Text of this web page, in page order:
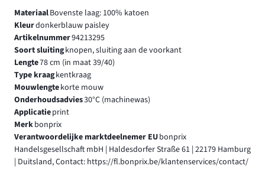
MateriaalBovenste laag: 100% katoen
Kleurdonkerblauw paisley
Artikelnummer94213295
Soort sluitingknopen, sluiting aan de voorkant
Lengte78 cm (in maat 39/40)
Type kraagkentkraag
Mouwlengtekorte mouw
Onderhoudsadvies30°C (machinewas)
Applicatieprint
Merkbonprix
Verantwoordelijke marktdeelnemer EUbonprix
Handelsgesellschaft mbH | Haldesdorfer Straße 61 | 22179 Hamburg
| Duitsland, Contact: https://fl.bonprix.be/klantenservices/contact/